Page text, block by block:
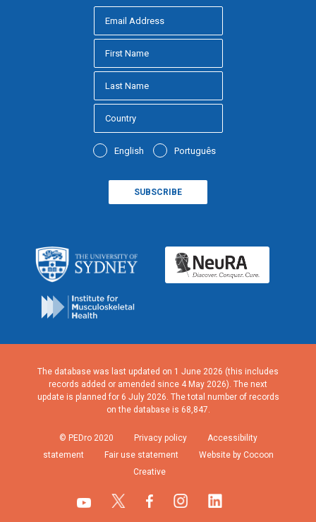
English Português
The database was last updated on 1 June 2026 (this includes
records added or amended since 4 May 2026). The next
update is planned for 6 July 2026. The total number of records
on the database is 68,847.
© PEDro 2020 Privacy policy
Accessibility
statement
Fair use statement
Website by Cocoon
Creative